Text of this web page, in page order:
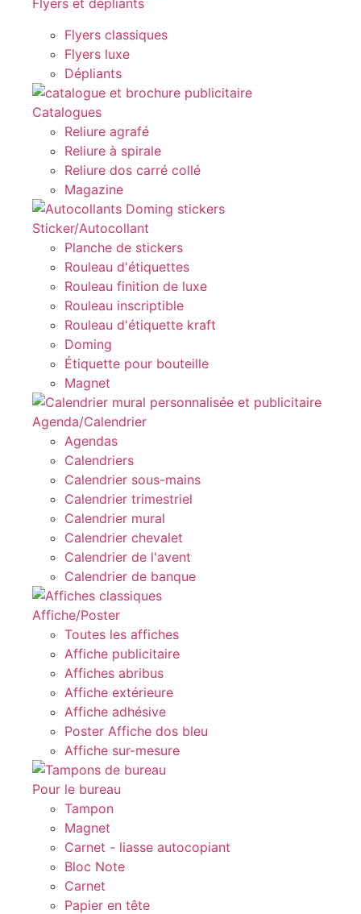
Flyers et dépliants
Flyers classiques
Flyers luxe
Dépliants
Catalogues
Reliure agrafé
Reliure à spirale
Reliure dos carré collé
Magazine
Sticker/Autocollant
Planche de stickers
Rouleau d'étiquettes
Rouleau finition de luxe
Rouleau inscriptible
Rouleau d'étiquette kraft
Doming
Étiquette pour bouteille
Magnet
Agenda/Calendrier
Agendas
Calendriers
Calendrier sous-mains
Calendrier trimestriel
Calendrier mural
Calendrier chevalet
Calendrier de l'avent
Calendrier de banque
Affiche/Poster
Toutes les affiches
Affiche publicitaire
Affiches abribus
Affiche extérieure
Affiche adhésive
Poster Affiche dos bleu
Affiche sur-mesure
Pour le bureau
Tampon
Magnet
Carnet - liasse autocopiant
Bloc Note
Carnet
Papier en tête